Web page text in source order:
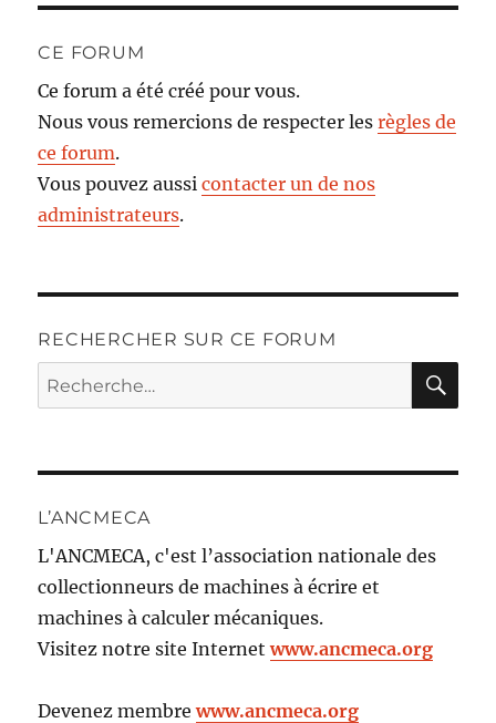
CE FORUM
Ce forum a été créé pour vous.
Nous vous remercions de respecter lesrègles de
ce forum.
Vous pouvez aussicontacter un de nos
administrateurs.
RECHERCHER SUR CE FORUM
Recherche
pour :
L’ANCMECA
L'ANCMECA, c'est l’association nationale des
collectionneurs de machines à écrire et
machines à calculer mécaniques.
Visitez notre site Internetwww.ancmeca.org
Devenez membrewww.ancmeca.org